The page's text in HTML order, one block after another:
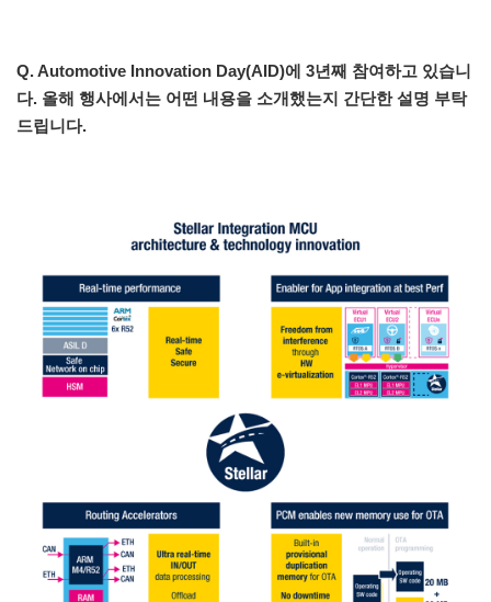
Q. Automotive Innovation Day(AID)에 3년째 참여하고 있습니
다. 올해 행사에서는 어떤 내용을 소개했는지 간단한 설명 부탁
드립니다.